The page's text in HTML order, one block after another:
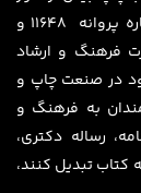
عنوان کتاب دارای مجوز رسمی نشر مکتوب به شماره پروانه ۱۱۶۴۸ و
به شماره پروانه 14576 از وزارت فرهنگ و ارشاد
در صنعت چاپ و
به فرهنگ و
رساله دکتری،
کتاب تبدیل کنند،